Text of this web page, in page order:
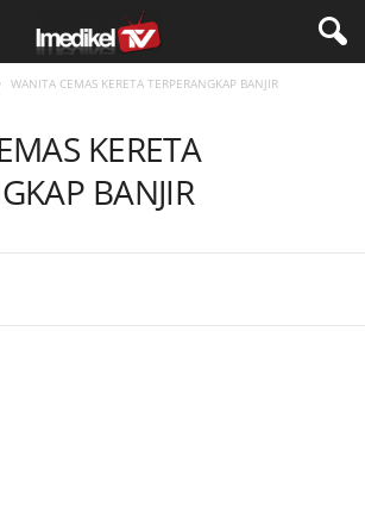
WANITA CEMAS KERETA TERPERANGKAP BANJIR
KERETA
BANJIR